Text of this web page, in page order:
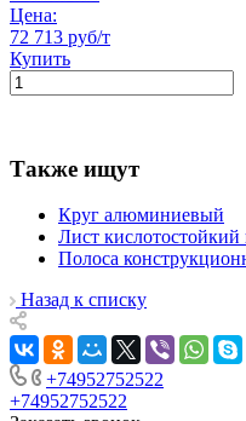
Цена:
72 713 руб/т
Купить
Также ищут
Круг алюминиевый
Лист
Полоса
Назад к списку
+74952752522
+74952752522